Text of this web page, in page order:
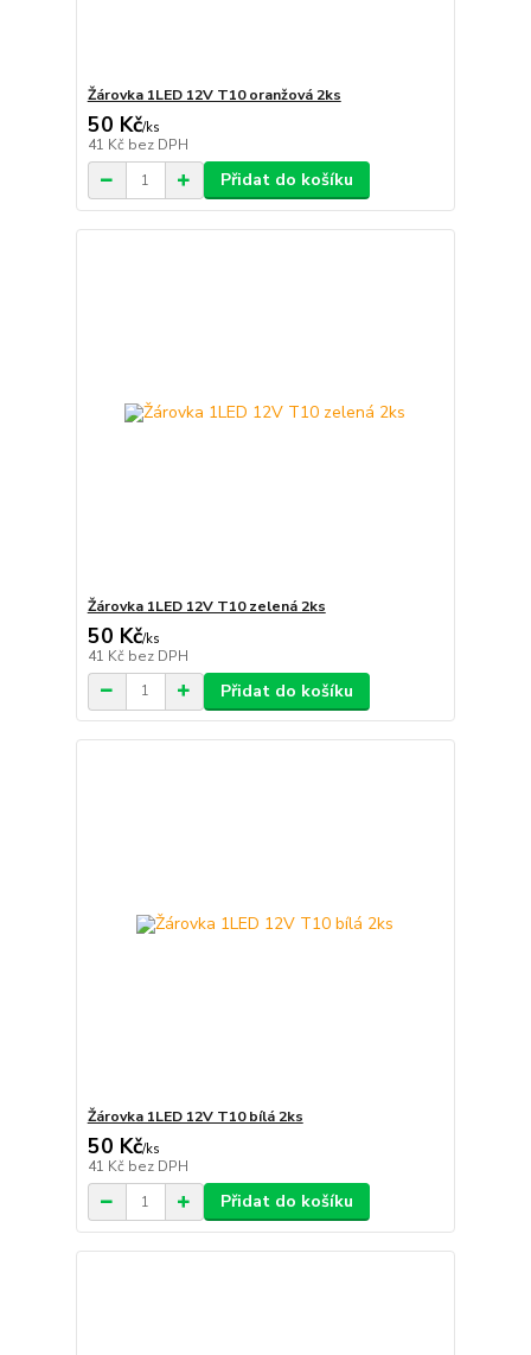
Žárovka 1LED 12V T10 oranžová 2ks
50 Kč/ks
41 Kč bez DPH
Přidat do košíku
Žárovka 1LED 12V T10 zelená 2ks
50 Kč/ks
41 Kč bez DPH
Přidat do košíku
Žárovka 1LED 12V T10 bílá 2ks
50 Kč/ks
41 Kč bez DPH
Přidat do košíku